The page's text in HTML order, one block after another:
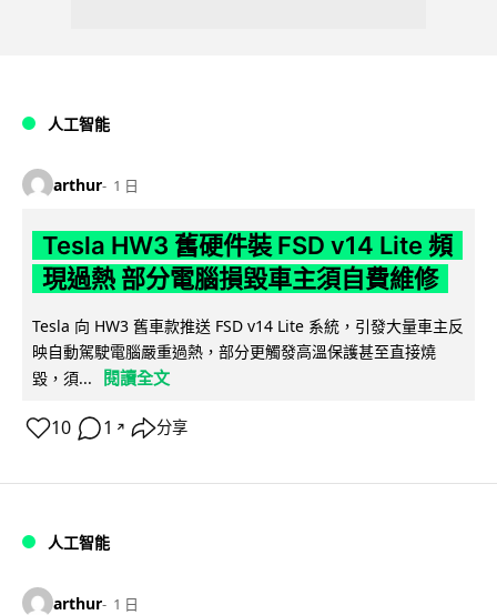
人工智能
arthur 1 日
Tesla HW3 舊硬件裝 FSD v14 Lite 頻
現過熱 部分電腦損毀車主須自費維修
Tesla 向 HW3 舊車款推送 FSD v14 Lite 系統，引發大量車主反
映自動駕駛電腦嚴重過熱，部分更觸發高溫保護甚至直接燒
毀，須...
閱讀全文
10 1 ↗ 分享
人工智能
arthur 1 日